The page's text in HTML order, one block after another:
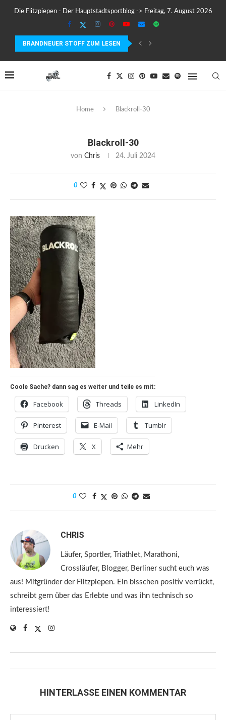
Die Flitzpiepen - Der Hauptstadtsportblog -> Freitag, 7. August 2026
BRANDNEUER STOFF ZUM LESEN
COROS PACE 4 IM TEST – LEICHT, SCHNELL...
Home Blackroll-30
Blackroll-30
von Chris 24. Juli 2024
0
Coole Sache? dann sag es weiter und teile es mit:
Facebook Threads LinkedIn
Pinterest E-Mail Tumblr
Drucken X Mehr
0
CHRIS
Läufer, Sportler, Triathlet, Marathoni,
Crossläufer, Blogger, Berliner sucht euch was
aus! Mitgründer der Flitzpiepen. Ein bisschen positiv verrückt,
schreibt gern über das Erlebte und was ihn technisch so
interessiert!
HINTERLASSE EINEN KOMMENTAR